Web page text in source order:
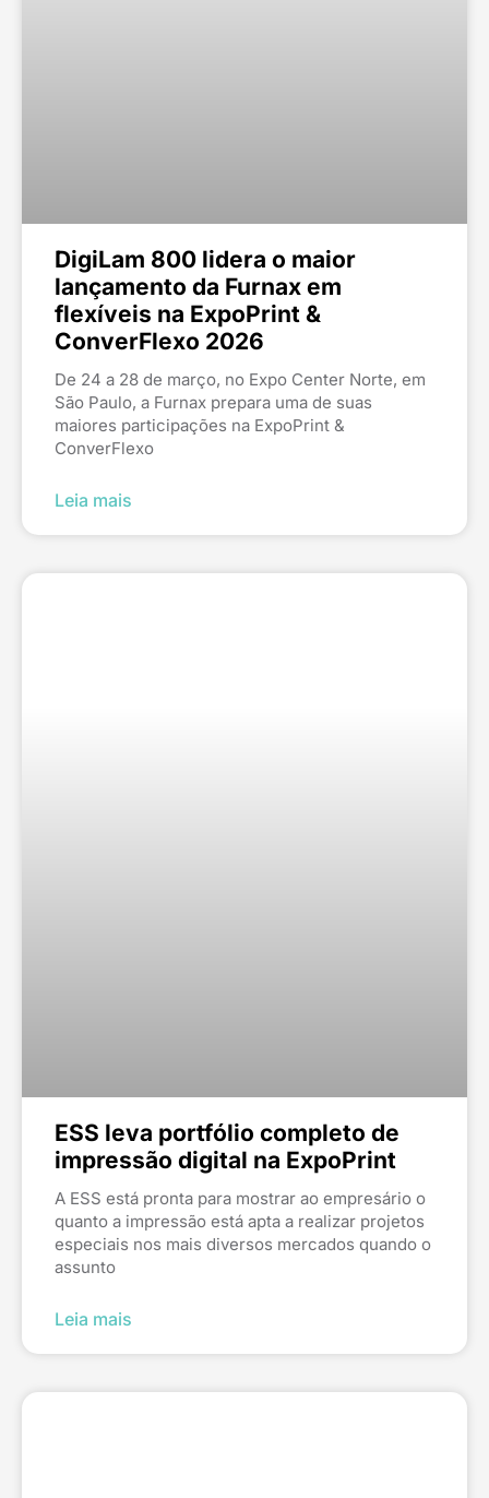
DigiLam 800 lidera o maior
lançamento da Furnax em
flexíveis na ExpoPrint &
ConverFlexo 2026
De 24 a 28 de março, no Expo Center Norte, em
São Paulo, a Furnax prepara uma de suas
maiores participações na ExpoPrint &
ConverFlexo
Leia mais
ESS leva portfólio completo de
impressão digital na ExpoPrint
A ESS está pronta para mostrar ao empresário o
quanto a impressão está apta a realizar projetos
especiais nos mais diversos mercados quando o
assunto
Leia mais